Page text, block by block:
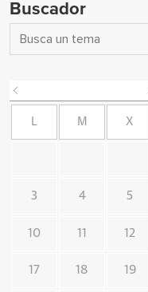
Buscador
L M X
3 4 5
10 11 12
17 18 19